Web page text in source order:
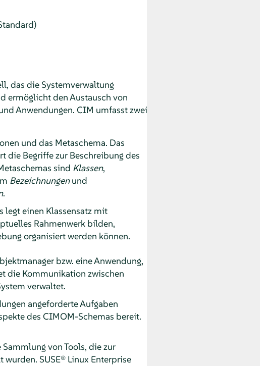
das die Systemverwaltung
ermöglicht den Austausch von
Anwendungen. CIM umfasst zwei
und das Metaschema. Das
die Begriffe zur Beschreibung des
sind Klassen,
Bezeichnungenund
.
einen Klassensatz mit
Rahmenwerk bilden,
organisiert werden können.
bzw. eine Anwendung,
die Kommunikation zwischen
verwaltet.
angeforderte Aufgaben
des CIMOM-Schemas bereit.
von Tools, die zur
SUSE® Linux Enterprise